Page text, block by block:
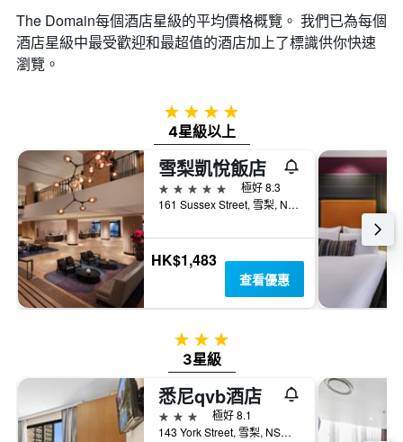
The Domain​每個酒店星級的平均價格概覽。 我們已為每個
酒店星級中最受歡迎和最超值的酒店加上了標識供你快速
瀏覽。
4星級
4星級以上
雪梨凱悅飯店
5星級
極好 8.3
161 Sussex Street, 雪梨, NSW, 澳洲
HK$1,483
查看優惠
3星級
3星級
悉尼qvb酒店
3星級
極好 8.1
143 York Street, 雪梨, NSW, 澳洲